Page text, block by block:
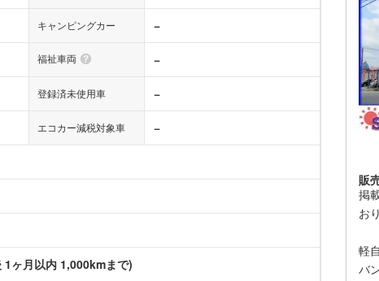
キャンピングカー −
福祉車両 −
登録済未使用車 −
エコカー減税対象車 −
1ヶ月以内 1,000kmまで)
販
掲
お
軽
バ